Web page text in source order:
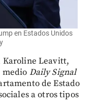
en Estados Unidos
Karoline Leavitt,
medio Daily Signal
de Estado
a otros tipos